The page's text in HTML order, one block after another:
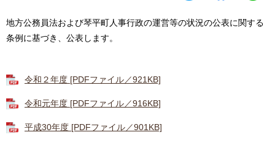
地方公務員法および琴平町人事行政の運営等の状況の公表に関する
条例に基づき、公表します。
令和２年度 [PDFファイル／921KB]
令和元年度 [PDFファイル／916KB]
平成30年度 [PDFファイル／901KB]